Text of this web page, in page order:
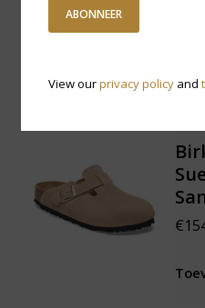
ABONNEER
View ourprivacy policyand